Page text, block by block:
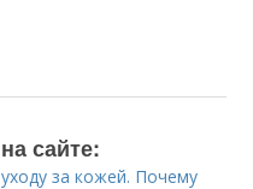
сайте:
за кожей. Почему